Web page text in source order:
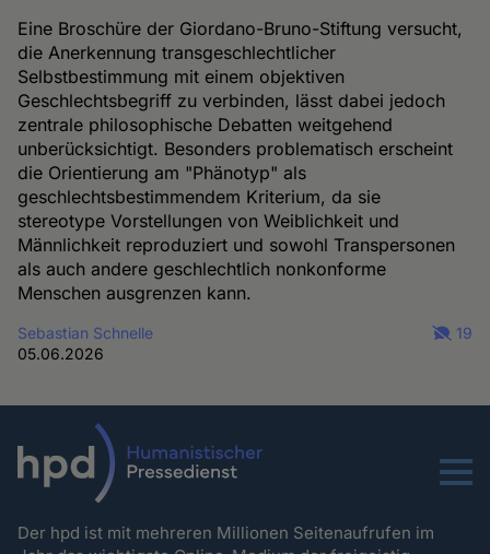
Eine Broschüre der Giordano-Bruno-Stiftung versucht,
die Anerkennung transgeschlechtlicher
Selbstbestimmung mit einem objektiven
Geschlechtsbegriff zu verbinden, lässt dabei jedoch
zentrale philosophische Debatten weitgehend
unberücksichtigt. Besonders problematisch erscheint
die Orientierung am "Phänotyp" als
geschlechtsbestimmendem Kriterium, da sie
stereotype Vorstellungen von Weiblichkeit und
Männlichkeit reproduziert und sowohl Transpersonen
als auch andere geschlechtlich nonkonforme
Menschen ausgrenzen kann.
Sebastian Schnelle
05.06.2026
19
Menu
Der hpd ist mit mehreren Millionen Seitenaufrufen im